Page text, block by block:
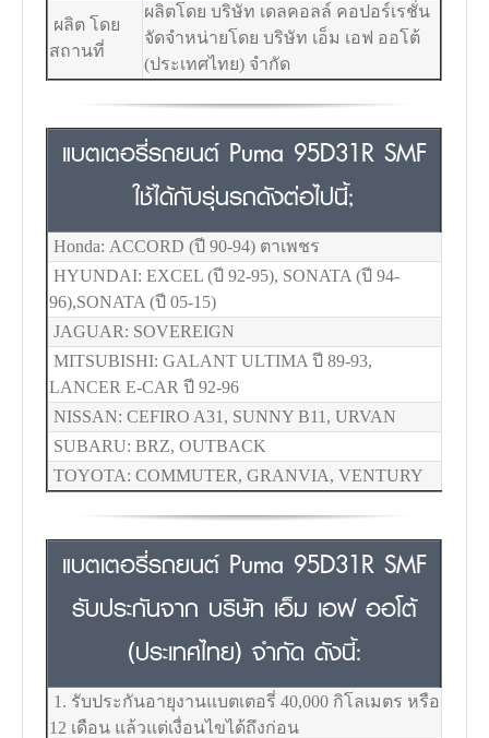
ผลิต โดย
สถานที่
ผลิตโดย บริษัท เดลคอลล์ คอปอร์เรชั่น
จัดจำหน่ายโดย บริษัท เอ็ม เอฟ ออโต้
(ประเทศไทย) จำกัด
แบตเตอรี่รถยนต์ Puma 95D31R SMF
ใช้ได้กับรุ่นรถดังต่อไปนี้;
Honda: ACCORD (ปี 90-94) ตาเพชร
HYUNDAI: EXCEL (ปี 92-95), SONATA (ปี 94-
96),SONATA (ปี 05-15)
JAGUAR: SOVEREIGN
MITSUBISHI: GALANT ULTIMA ปี 89-93,
LANCER E-CAR ปี 92-96
NISSAN: CEFIRO A31, SUNNY B11, URVAN
SUBARU: BRZ, OUTBACK
TOYOTA: COMMUTER, GRANVIA, VENTURY
แบตเตอรี่รถยนต์ Puma 95D31R SMF
รับประกันจาก บริษัท เอ็ม เอฟ ออโต้
(ประเทศไทย) จำกัด ดังนี้:
1. รับประกันอายุงานแบตเตอรี่ 40,000 กิโลเมตร หรือ
12 เดือน แล้วแต่เงื่อนไขได้ถึงก่อน